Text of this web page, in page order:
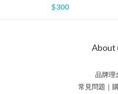
$300
About
品牌理
常見問題｜